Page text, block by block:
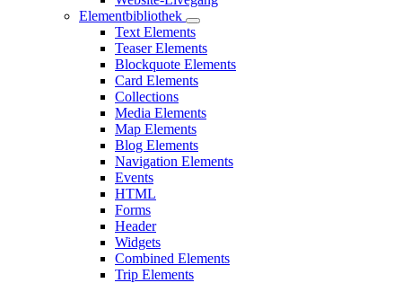
Elementbibliothek
Text Elements
Teaser Elements
Blockquote Elements
Card Elements
Collections
Media Elements
Map Elements
Blog Elements
Navigation Elements
Events
HTML
Forms
Header
Widgets
Combined Elements
Trip Elements